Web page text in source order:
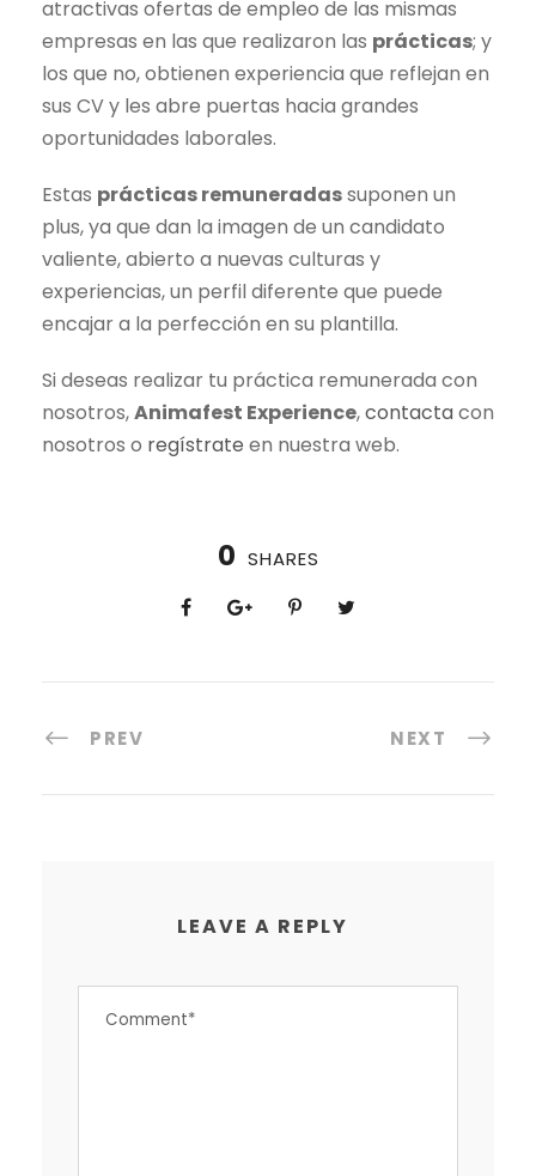
atractivas ofertas de empleo de las mismas
empresas en las que realizaron las prácticas; y
los que no, obtienen experiencia que reflejan en
sus CV y les abre puertas hacia grandes
oportunidades laborales.
Estas prácticas remuneradassuponen un
plus, ya que dan la imagen de un candidato
valiente, abierto a nuevas culturas y
experiencias, un perfil diferente que puede
encajar a la perfección en su plantilla.
Si deseas realizar tu práctica remunerada con
nosotros,Animafest Experience,contactacon
nosotros o regístrate en nuestra web.
0 SHARES
PREV NEXT
LEAVE A REPLY